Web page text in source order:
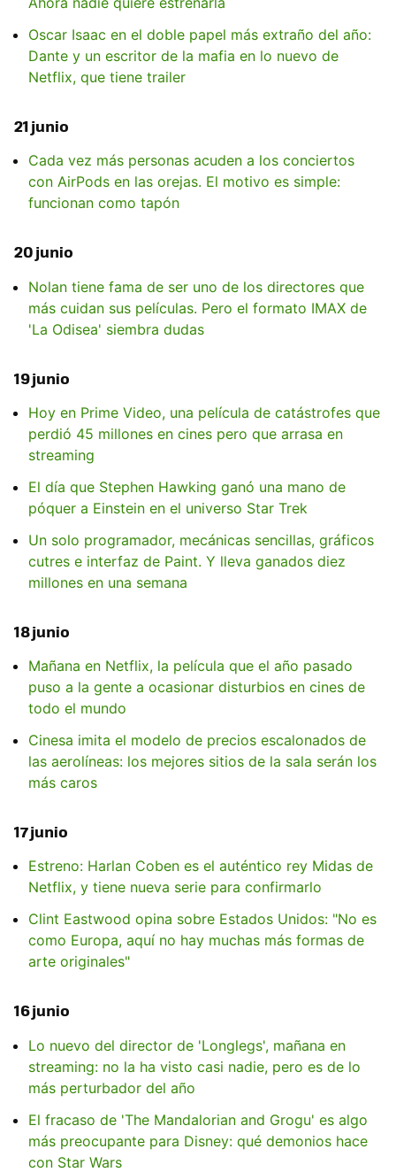
Oscar Isaac en el doble papel más extraño del año:
Dante y un escritor de la mafia en lo nuevo de
Netflix, que tiene trailer
21 junio
Cada vez más personas acuden a los conciertos
con AirPods en las orejas. El motivo es simple:
funcionan como tapón
20 junio
Nolan tiene fama de ser uno de los directores que
más cuidan sus películas. Pero el formato IMAX de
'La Odisea' siembra dudas
19 junio
Hoy en Prime Video, una película de catástrofes que
perdió 45 millones en cines pero que arrasa en
streaming
El día que Stephen Hawking ganó una mano de
póquer a Einstein en el universo Star Trek
Un solo programador, mecánicas sencillas, gráficos
cutres e interfaz de Paint. Y lleva ganados diez
millones en una semana
18 junio
Mañana en Netflix, la película que el año pasado
puso a la gente a ocasionar disturbios en cines de
todo el mundo
Cinesa imita el modelo de precios escalonados de
las aerolíneas: los mejores sitios de la sala serán los
más caros
17 junio
Estreno: Harlan Coben es el auténtico rey Midas de
Netflix, y tiene nueva serie para confirmarlo
Clint Eastwood opina sobre Estados Unidos: "No es
como Europa, aquí no hay muchas más formas de
arte originales"
16 junio
Lo nuevo del director de 'Longlegs', mañana en
streaming: no la ha visto casi nadie, pero es de lo
más perturbador del año
El fracaso de 'The Mandalorian and Grogu' es algo
más preocupante para Disney: qué demonios hace
con Star Wars